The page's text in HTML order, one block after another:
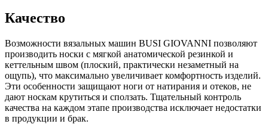
Качество
Возможности вязальных машин BUSI GIOVANNI позволяют
производить носки с мягкой анатомической резинкой и
кеттельным швом (плоский, практически незаметный на
ощупь), что максимально увеличивает комфортность изделий.
Эти особенности защищают ноги от натирания и отеков, не
дают носкам крутиться и сползать. Тщательный контроль
качества на каждом этапе производства исключает недостатки
в продукции и брак.